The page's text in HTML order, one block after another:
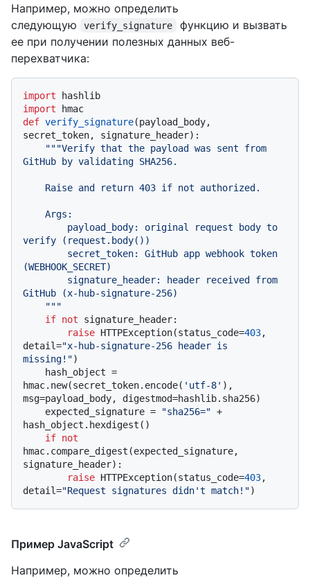
Например, можно определить
следующую
verify_signature
функцию и вызвать
ее при получении полезных данных веб-
перехватчика:
import
import
def verify_signature(payload_body,
secret_token, signature_header):
"""Verify that the payload was sent from
GitHub by validating SHA256.
verify (request.body())
(WEBHOOK_SECRET)
GitHub (x-hub-signature-256)
    """
if not signature_header:
raise HTTPException(status_code=403,
detail="x-hub-signature-256 header is
missing!")
hmac.new(secret_token.encode( 'utf-8' ),
msg=payload_body, digestmod=hashlib.sha256)
    expected_signature =
"sha256=" +
hash_object.hexdigest()
if not
hmac.compare_digest(expected_signature,
signature_header):
raise HTTPException(status_code=403,
detail="Request signatures didn't match!"
Пример JavaScript
Например, можно определить